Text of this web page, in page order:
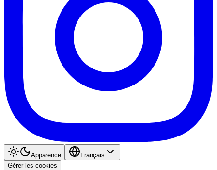
Apparence
Français
Gérer les cookies